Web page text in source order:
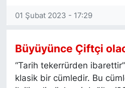
01 Şubat 2023 - 17:29
Büyüyünce Çiftçi
“Tarih tekerrürden
klasik bir cümledir. Bu